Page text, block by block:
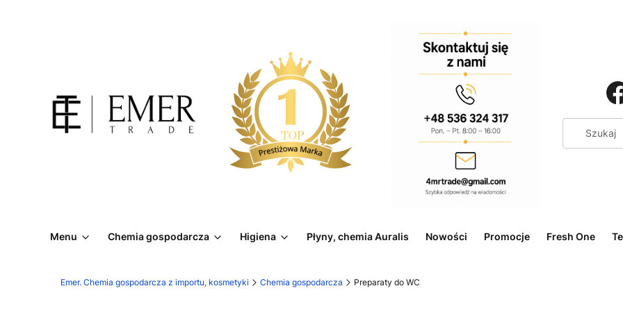
Menu Chemia gospodarcza Higiena Płyny, chemia Auralis Nowości Promocje Fresh One
Emer. Chemia gospodarcza z importu, kosmetyki Chemia gospodarcza Preparaty do WC